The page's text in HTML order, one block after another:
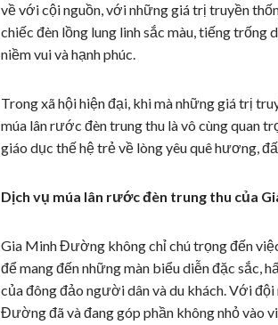
về với cội nguồn, với những giá trị truyền
chiếc đèn lồng lung linh sắc màu, tiếng trống
niềm vui và hạnh phúc.
Trong xã hội hiện đại, khi mà những giá trị
múa lân rước đèn trung thu là vô cùng quan
giáo dục thế hệ trẻ về lòng yêu quê hương,
Dịch vụ múa lân rước đèn trung thu của
Gia Minh Đường không chỉ chú trọng đến
để mang đến những màn biểu diễn đặc sắc,
của đông đảo người dân và du khách. Với
Đường đã và đang góp phần không nhỏ vào